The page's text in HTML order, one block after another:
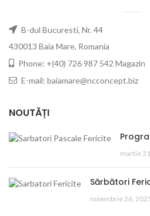
B-dul Bucuresti, Nr. 44
430013 Baia Mare, Romania
Phone: +(40) 726 987 542 Magazin
E-mail: baiamare@ncconcept.biz
NOUTĂȚI
martie
Sărbători
noiembrie 26,